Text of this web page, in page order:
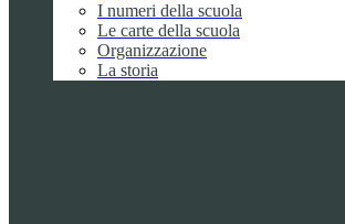
I numeri della scuola
Le carte della scuola
Organizzazione
La storia